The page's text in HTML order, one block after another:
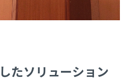
たソリューション